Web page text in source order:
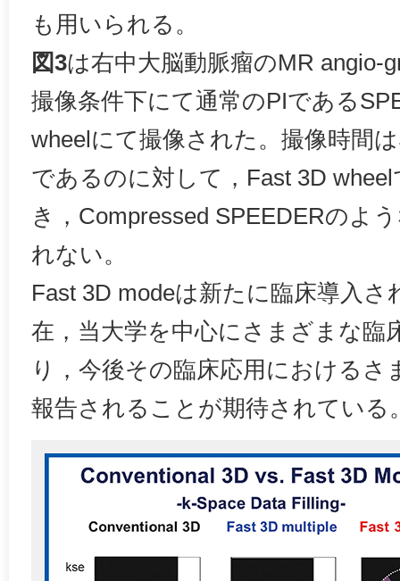
も用いられる。
図3は右中大脳動脈瘤のMR angio-
撮像条件下にて通常のPIである
wheelにて撮像された。撮像時間
であるのに対して，Fast 3D
き，Compressed SPEEDERのよ
れない。
Fast 3D modeは新たに臨床導入
在，当大学を中心にさまざまな臨
り，今後その臨床応用における
報告されることが期待されている